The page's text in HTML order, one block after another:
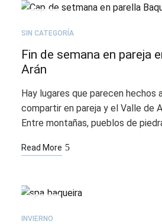
25
SIN CATEGORÍA
Fin de semana en pareja
Arán
Hay lugares que parecen hechos
compartir en pareja y el Valle de
Entre montañas, pueblos de
Read More
05
INVIERNO